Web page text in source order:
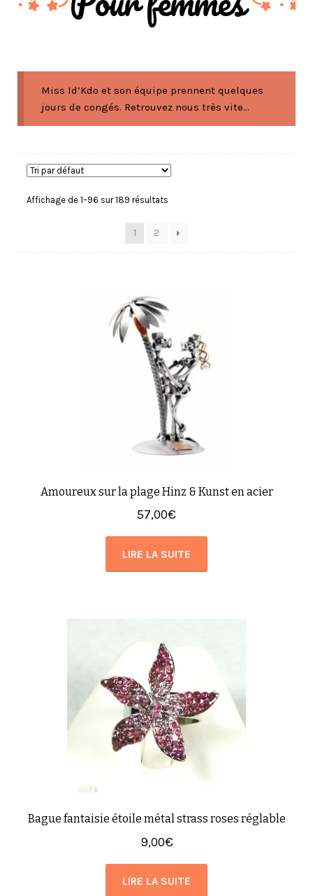
Miss Id’Kdo et son équipe prennent quelques
jours de congés. Retrouvez nous très vite...
Affichage de 1–96 sur 189 résultats
1 2
Amoureux sur la plage Hinz & Kunst en acier
57,00€
LIRE LA SUITE
Bague fantaisie étoile métal strass roses réglable
9,00€
LIRE LA SUITE